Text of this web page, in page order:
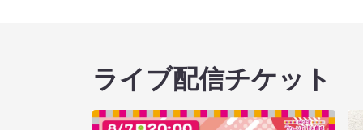
ライブ配信チケット